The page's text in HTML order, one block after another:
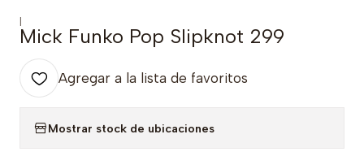
|
Mick Funko Pop Slipknot 299
Agregar a la lista de favoritos
Mostrar stock de ubicaciones